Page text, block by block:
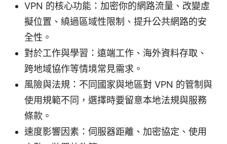
VPN 的核心功能：加密你的網路流量、改變虛
擬位置、繞過區域性限制、提升公共網路的安
全性。
對於工作與學習：遠端工作、海外資料存取、
跨地域協作等情境常見需求。
風險與法規：不同國家與地區對 VPN 的管制與
使用規範不同，選擇時要留意本地法規與服務
條款。
速度影響因素：伺服器距離、加密協定、使用